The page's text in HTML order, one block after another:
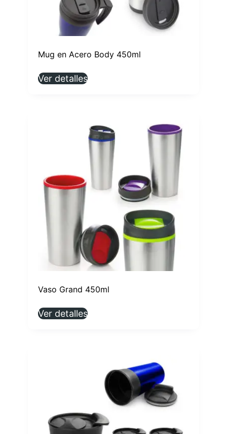
Mug en Acero Body 450ml
Ver detalles
Vaso Grand 450ml
Ver detalles